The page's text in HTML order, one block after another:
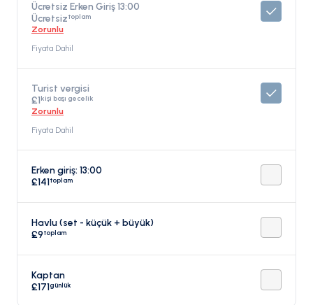
Ücretsiz Erken Giriş 13:00
Ücretsiztoplam
Zorunlu
Fiyata Dahil
Turist vergisi
£1kişi başı gecelik
Zorunlu
Fiyata Dahil
Erken giriş: 13:00
£141toplam
Havlu (set - küçük + büyük)
£9toplam
Kaptan
£171günlük